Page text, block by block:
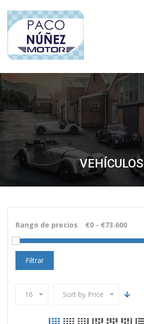
VEHÍCULOS
Rango de precios
Filtrar
16 Sort by Price